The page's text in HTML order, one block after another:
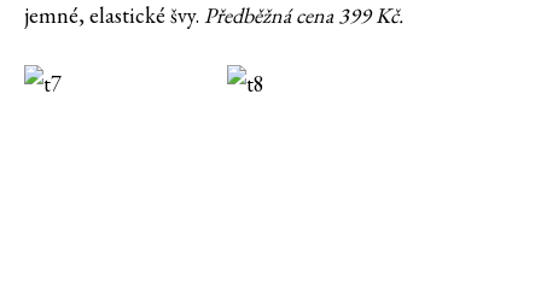
jemné, elastické švy. Předběžná cena 399 Kč.